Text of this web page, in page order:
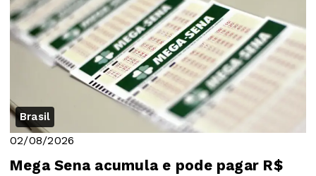
Brasil
02/08/2026
Mega Sena acumula e pode pagar R$